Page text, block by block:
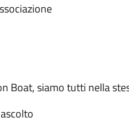
Boat, siamo tutti nella